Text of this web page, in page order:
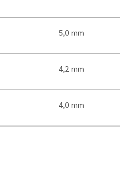
5,0 mm
4,2 mm
4,0 mm